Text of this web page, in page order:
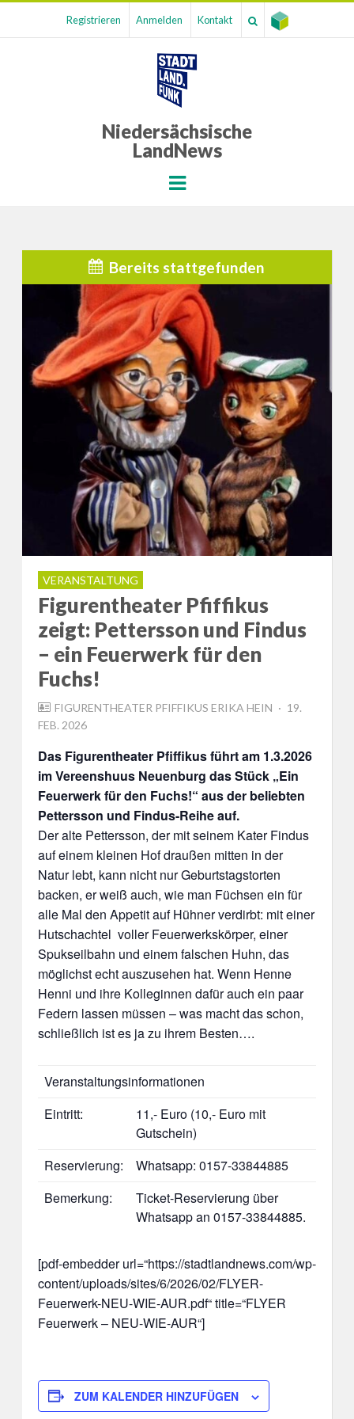
Registrieren Anmelden Kontakt
Niedersächsische
LandNews
Menu
Bereits stattgefunden
VERANSTALTUNG
Figurentheater Pfiffikus
zeigt: Pettersson und Findus
– ein Feuerwerk für den
Fuchs!
FIGURENTHEATER PFIFFIKUS ERIKA HEIN
POSTED
19.
FEB. 2026
Das Figurentheater Pfiffikus führt am 1.3.2026
im Vereenshuus Neuenburg das Stück „Ein
Feuerwerk für den Fuchs!“ aus der beliebten
Pettersson und Findus-Reihe auf.
Der alte Pettersson, der mit seinem Kater Findus
auf einem kleinen Hof draußen mitten in der
Natur lebt, kann nicht nur Geburtstagstorten
backen, er weiß auch, wie man Füchsen ein für
alle Mal den Appetit auf Hühner verdirbt: mit einer
Hutschachtel voller Feuerwerkskörper, einer
Spukseilbahn und einem falschen Huhn, das
möglichst echt auszusehen hat. Wenn Henne
Henni und ihre Kolleginnen dafür auch ein paar
Federn lassen müssen – was macht das schon,
schließlich ist es ja zu ihrem Besten….
Veranstaltungsinformationen
Eintritt:
11,- Euro (10,- Euro mit
Gutschein)
Reservierung:
Whatsapp: 0157-33844885
Bemerkung:
Ticket-Reservierung über
Whatsapp an 0157-33844885.
[pdf-embedder url=“https://stadtlandnews.com/wp-
content/uploads/sites/6/2026/02/FLYER-
Feuerwerk-NEU-WIE-AUR.pdf“ title=“FLYER
Feuerwerk – NEU-WIE-AUR“]
ZUM KALENDER HINZUFÜGEN